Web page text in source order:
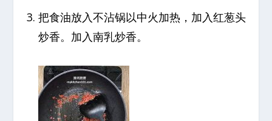
把食油放入不沾锅以中火加热，加入红葱头
炒香。加入南乳炒香。